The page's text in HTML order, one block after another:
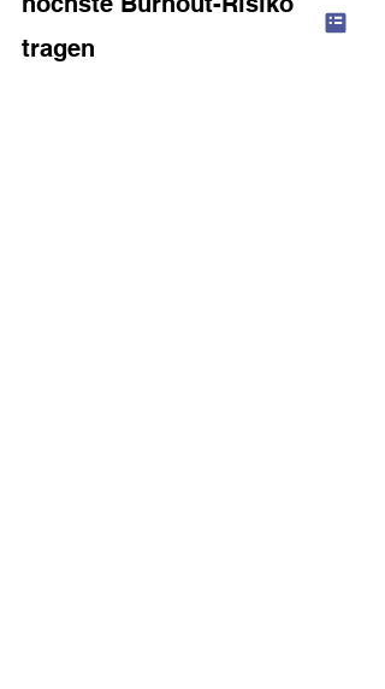
tragen